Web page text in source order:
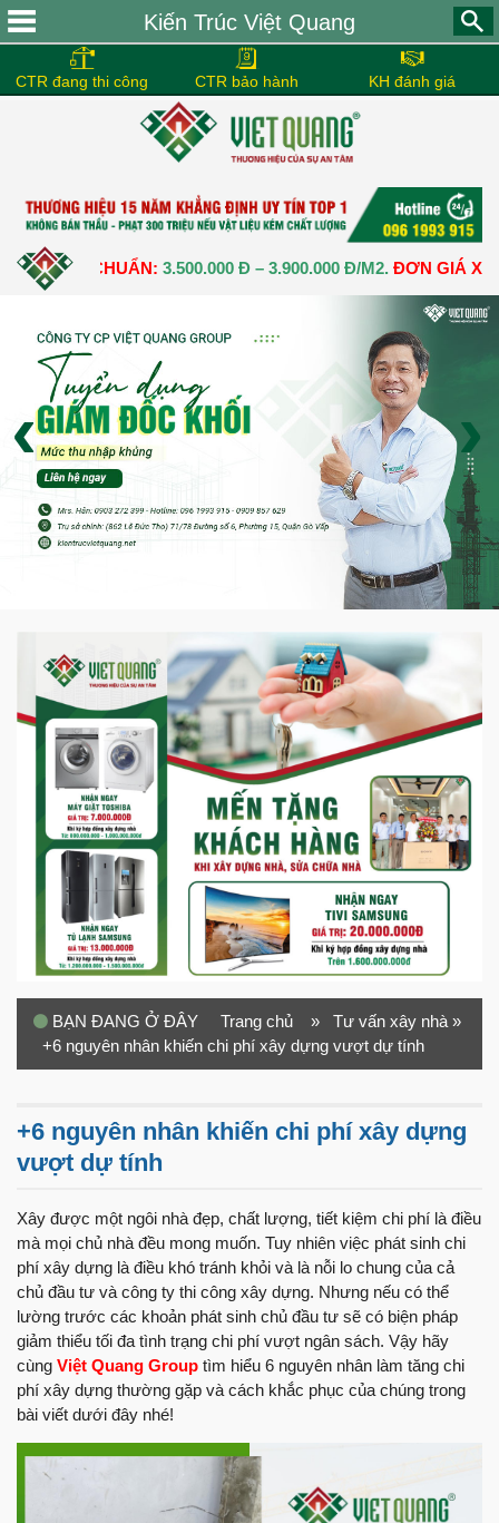
Kiến Trúc Việt Quang
CTR đang thi công CTR bảo hành KH đánh giá
CHUẨN:3.500.000 Đ – 3.900.000 Đ/M2.ĐƠN GIÁ XÂY
›
‹
BẠN ĐANG Ở ĐÂY Trang chủ » Tư vấn xây nhà »
+6 nguyên nhân khiến chi phí xây dựng vượt dự tính
+6 nguyên nhân khiến chi phí xây dựng
vượt dự tính
Xây được một ngôi nhà đẹp, chất lượng, tiết kiệm chi phí là điều
mà mọi chủ nhà đều mong muốn. Tuy nhiên việc phát sinh chi
phí xây dựng là điều khó tránh khỏi và là nỗi lo chung của cả
chủ đầu tư và công ty thi công xây dựng. Nhưng nếu có thể
lường trước các khoản phát sinh chủ đầu tư sẽ có biện pháp
giảm thiểu tối đa tình trạng chi phí vượt ngân sách. Vậy hãy
cùng Việt Quang Group tìm hiểu 6 nguyên nhân làm tăng chi
phí xây dựng thường gặp và cách khắc phục của chúng trong
bài viết dưới đây nhé!